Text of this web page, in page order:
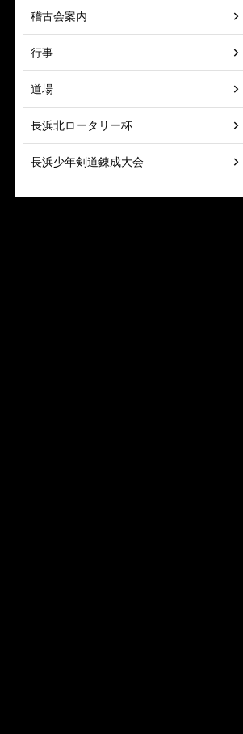
稽古会案内
行事
道場
長浜北ロータリー杯
長浜少年剣道錬成大会